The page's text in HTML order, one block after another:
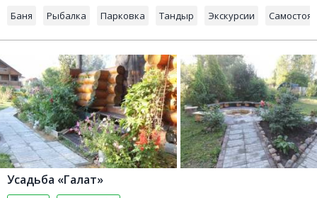
Баня Рыбалка Парковка Тандыр Экскурсии
Усадьба «Галат»